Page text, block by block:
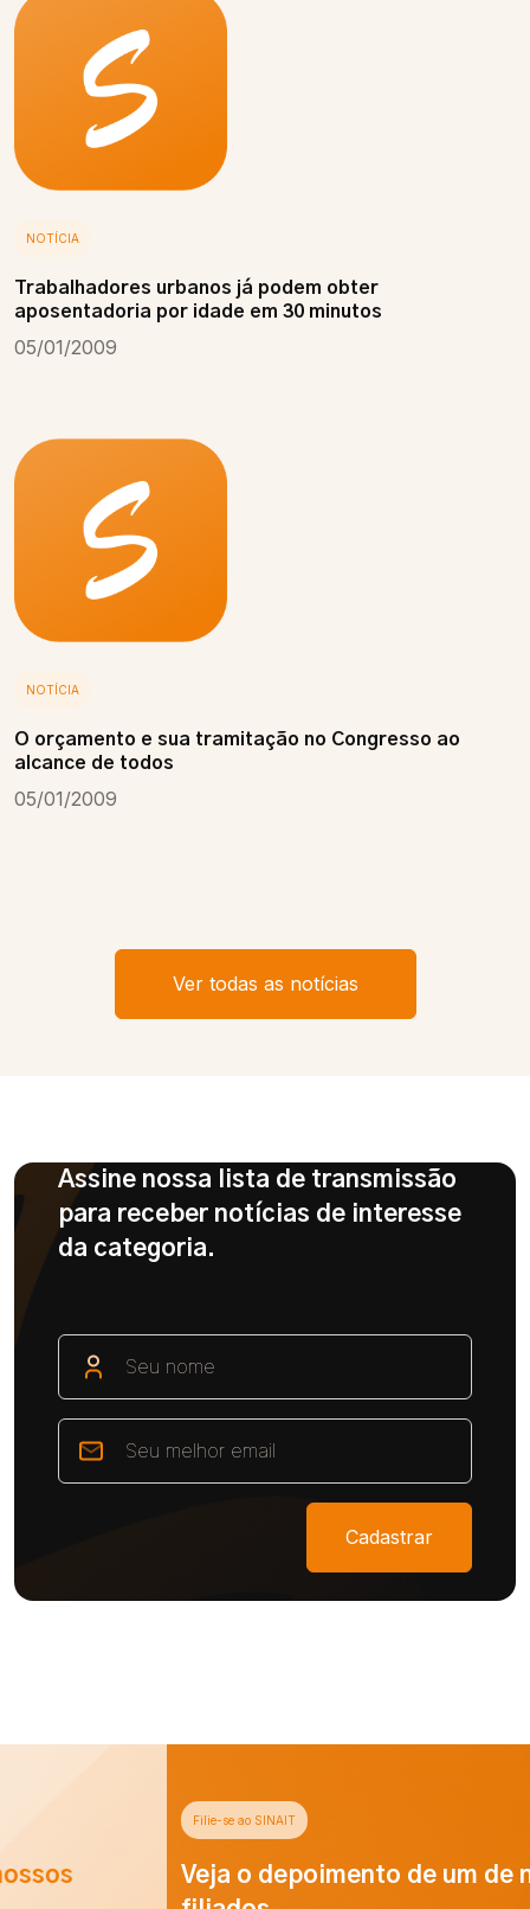
NOTÍCIA
Trabalhadores urbanos já podem obter
aposentadoria por idade em 30 minutos
05/01/2009
NOTÍCIA
O orçamento e sua tramitação no Congresso ao
alcance de todos
05/01/2009
Ver todas as notícias
Assine nossa lista de transmissão
para receber notícias de interesse
da categoria.
Cadastrar
Veja o depoimento de um de nossos